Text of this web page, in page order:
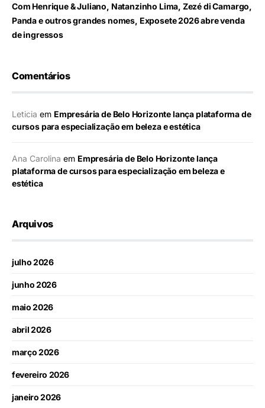
Com Henrique & Juliano, Natanzinho Lima, Zezé di Camargo,
Panda e outros grandes nomes, Exposete 2026 abre venda
de ingressos
Comentários
Leticia em Empresária de Belo Horizonte lança plataforma de
cursos para especialização em beleza e estética
Ana Carolina em Empresária de Belo Horizonte lança
plataforma de cursos para especialização em beleza e
estética
Arquivos
julho 2026
junho 2026
maio 2026
abril 2026
março 2026
fevereiro 2026
janeiro 2026